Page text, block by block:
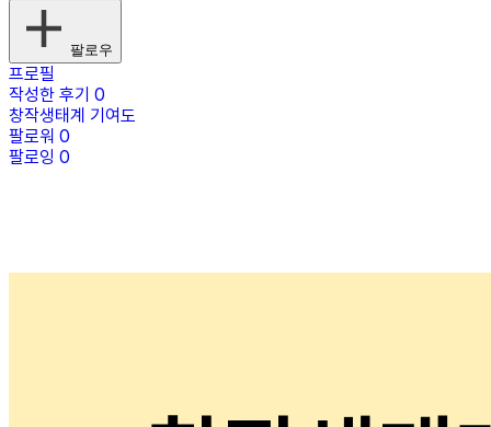
팔로우
프로필
작성한 후기 0
창작생태계 기여도
팔로워 0
팔로잉 0